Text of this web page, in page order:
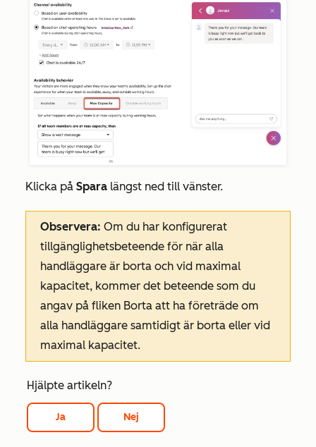
Klicka på Spara längst ned till vänster.
Observera: Om du har konfigurerat
tillgänglighetsbeteende för när alla
handläggare är borta och vid maximal
kapacitet, kommer det beteende som du
angav på fliken Borta att ha företräde om
alla handläggare samtidigt är borta eller vid
maximal kapacitet.
Hjälpte artikeln?
Ja Nej